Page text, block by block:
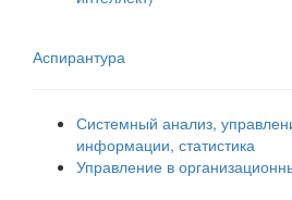
Аспирантура
Системный анализ,
информации, статистика
Управление в